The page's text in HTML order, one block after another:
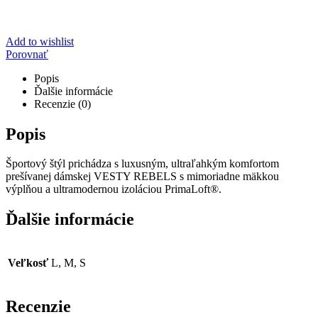
Add to wishlist
Porovnať
Popis
Ďalšie informácie
Recenzie (0)
Popis
Športový štýl prichádza s luxusným, ultraľahkým komfortom
prešívanej dámskej VESTY REBELS s mimoriadne mäkkou
výplňou a ultramodernou izoláciou PrimaLoft®.
Ďalšie informácie
Veľkosť L, M, S
Recenzie